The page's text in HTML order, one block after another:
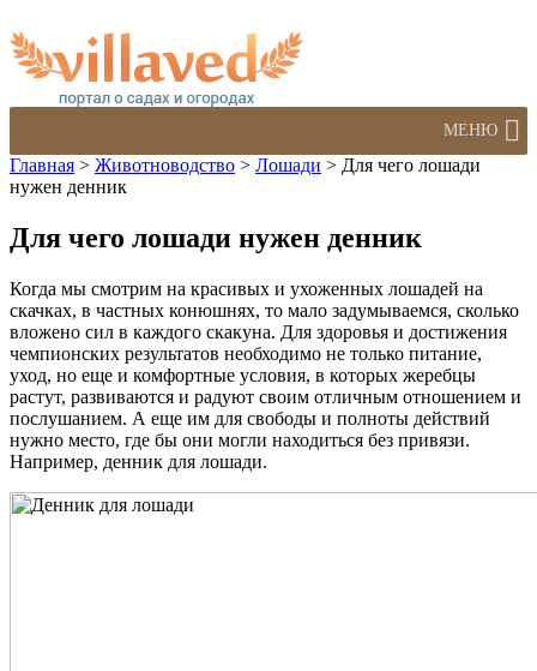
МЕНЮ
Главная > Животноводство > Лошади > Для чего лошади
нужен денник
Для чего лошади нужен денник
Когда мы смотрим на красивых и ухоженных лошадей на
скачках, в частных конюшнях, то мало задумываемся, сколько
вложено сил в каждого скакуна. Для здоровья и достижения
чемпионских результатов необходимо не только питание,
уход, но еще и комфортные условия, в которых жеребцы
растут, развиваются и радуют своим отличным отношением и
послушанием. А еще им для свободы и полноты действий
нужно место, где бы они могли находиться без привязи.
Например, денник для лошади.